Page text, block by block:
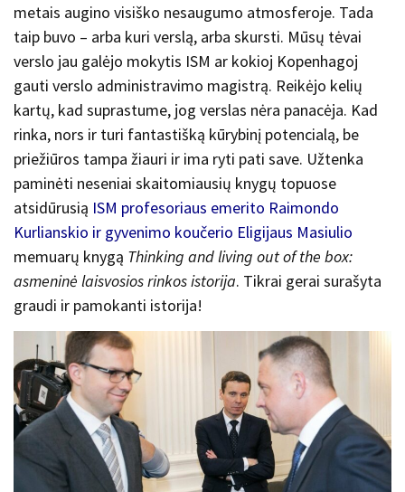
metais augino visiško nesaugumo atmosferoje. Tada
taip buvo – arba kuri verslą, arba skursti. Mūsų tėvai
verslo jau galėjo mokytis ISM ar kokioj Kopenhagoj
gauti verslo administravimo magistrą. Reikėjo kelių
kartų, kad suprastume, jog verslas nėra panacėja. Kad
rinka, nors ir turi fantastišką kūrybinį potencialą, be
priežiūros tampa žiauri ir ima ryti pati save. Užtenka
paminėti neseniai skaitomiausių knygų topuose
atsidūrusią ISM profesoriaus emerito Raimondo
Kurlianskio ir gyvenimo koučerio Eligijaus Masiulio
memuarų knygą Thinking and living out of the box:
asmeninė laisvosios rinkos istorija. Tikrai gerai surašyta
graudi ir pamokanti istorija!